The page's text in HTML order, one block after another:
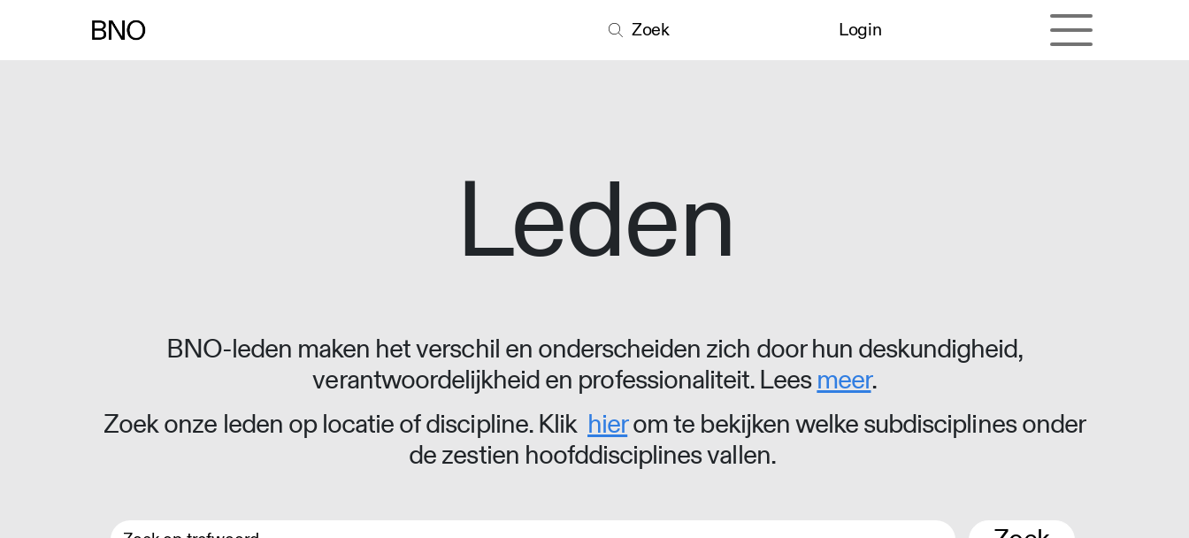
Zoek Login
Leden
BNO-leden maken het verschil en onderscheiden zich door hun deskundigheid,
verantwoordelijkheid en professionaliteit. Leesmeer.
Zoek onze leden op locatie of discipline. Klik hierom te bekijken welke subdisciplines onder
de zestien hoofddisciplines vallen.